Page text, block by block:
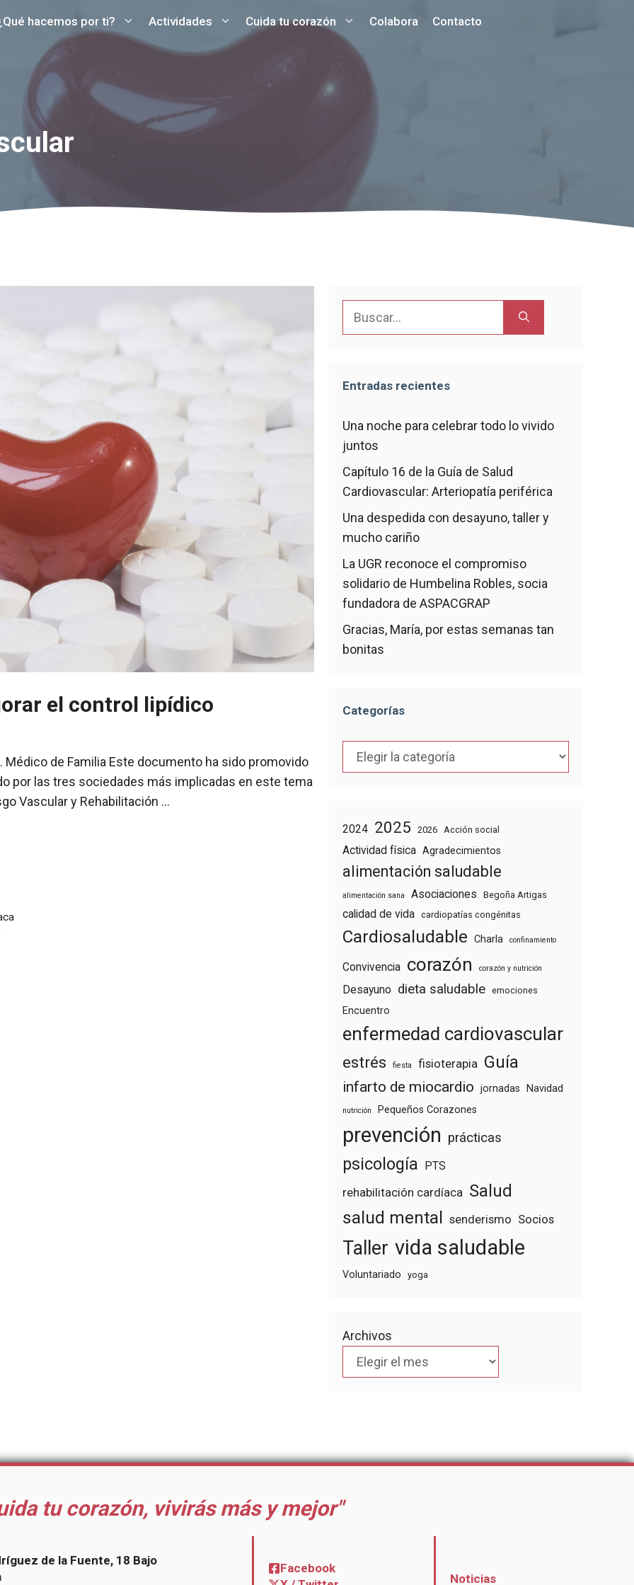
hacemos por ti? Actividades Cuida tu corazón Colabora Contacto
el control lipídico
de Familia Este documento ha sido promovido
por las tres sociedades más implicadas en este tema
Vascular y Rehabilitación …
Entradas recientes
Una noche para celebrar todo lo vivido
juntos
Capítulo 16 de la Guía de Salud
Cardiovascular: Arteriopatía periférica
Una despedida con desayuno, taller y
mucho cariño
La UGR reconoce el compromiso
solidario de Humbelina Robles, socia
fundadora de ASPACGRAP
Gracias, María, por estas semanas tan
bonitas
Categorías
Categorías
2024 2025 2026 Acción social
Actividad física Agradecimientos
alimentación saludable
alimentación sana Asociaciones Begoña Artigas
calidad de vida cardiopatías congénitas
Cardiosaludable Charla confinamiento
Convivencia corazón corazón y nutrición
Desayuno dieta saludable emociones
Encuentro
enfermedad cardiovascular
estrés fiesta fisioterapia Guía
infarto de miocardio jornadas Navidad
nutrición Pequeños Corazones
prevención prácticas
psicología PTS
rehabilitación cardíaca Salud
salud mental senderismo Socios
Taller vida saludable
Voluntariado yoga
Archivos
tu corazón, vivirás más y mejor"
de la Fuente, 18 Bajo
Facebook
Noticias